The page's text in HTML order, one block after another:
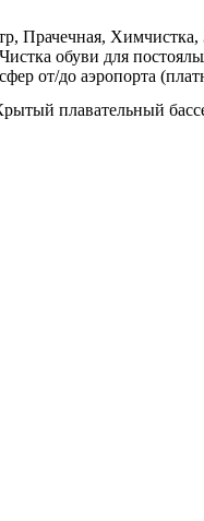
Прачечная,
обуви для
от/до аэропорта
плавательный